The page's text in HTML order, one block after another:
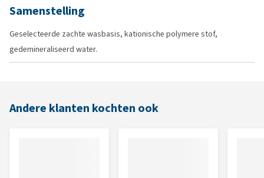
Samenstelling
Geselecteerde zachte wasbasis, kationische polymere stof,
gedemineraliseerd water.
Andere klanten kochten ook